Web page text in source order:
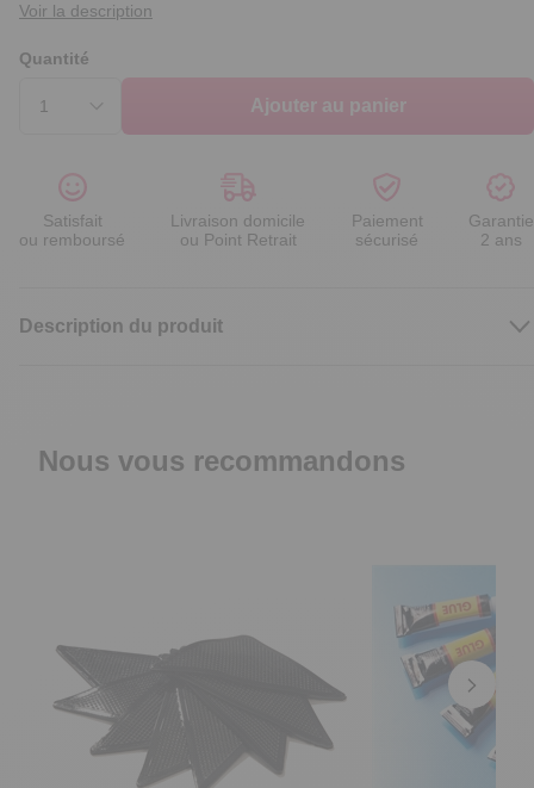
Voir la description
Quantité
Ajouter au panier
Satisfait
ou remboursé
Livraison domicile
ou Point Retrait
Paiement
sécurisé
Garantie
2 ans
Description du produit
Nous vous recommandons